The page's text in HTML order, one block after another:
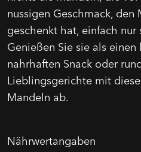
nussigen Geschmack, den
geschenkt hat, einfach nur
Genießen Sie sie als
nahrhaften Snack oder
Lieblingsgerichte mit
Mandeln ab.
Nährwertangaben